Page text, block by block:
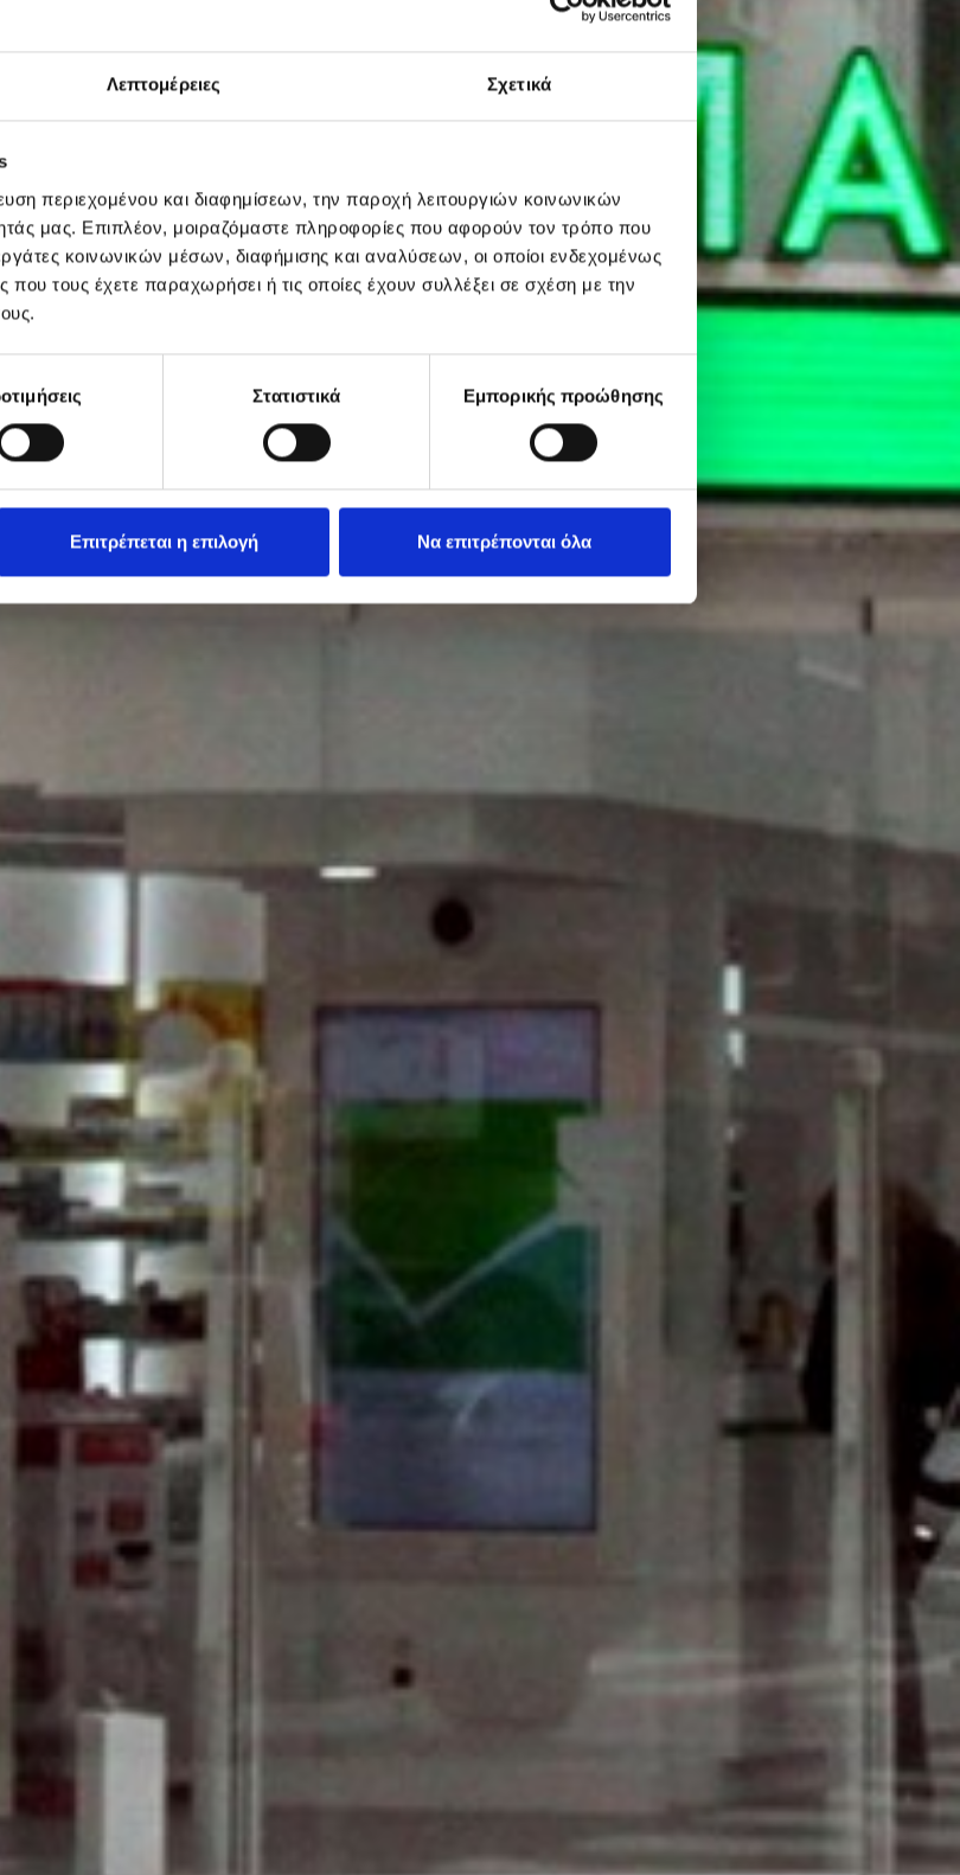
Λεπτομέρειες Σχετικά
περιεχομένου και διαφημίσεων, την παροχή λειτουργιών κοινωνικών
μας. Επιπλέον, μοιραζόμαστε πληροφορίες που αφορούν τον τρόπο που
κοινωνικών μέσων, διαφήμισης και αναλύσεων, οι οποίοι ενδεχομένως
τους έχετε παραχωρήσει ή τις οποίες έχουν συλλέξει σε σχέση με την
Στατιστικά Εμπορικής προώθησης
Επιτρέπεται η επιλογή Να επιτρέπονται όλα